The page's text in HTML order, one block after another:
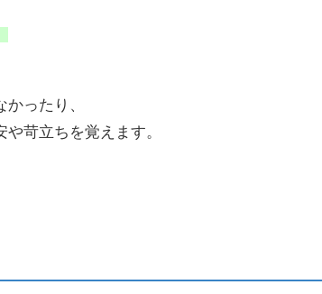
ったり、
苛立ちを覚えます。